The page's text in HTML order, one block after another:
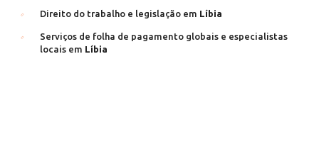
Direito do trabalho e legislação em Líbia
Serviços de folha de pagamento globais e especialistas
locais em Líbia